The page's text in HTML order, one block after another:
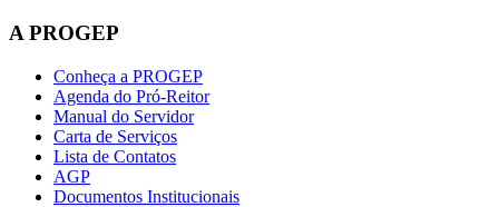
A PROGEP
Conheça a PROGEP
Agenda do Pró-Reitor
Manual do Servidor
Carta de Serviços
Lista de Contatos
AGP
Documentos Institucionais